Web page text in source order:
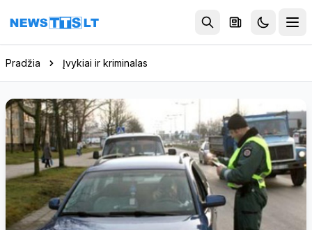
Eiti į turinį
Pradžia Įvykiai ir kriminalas